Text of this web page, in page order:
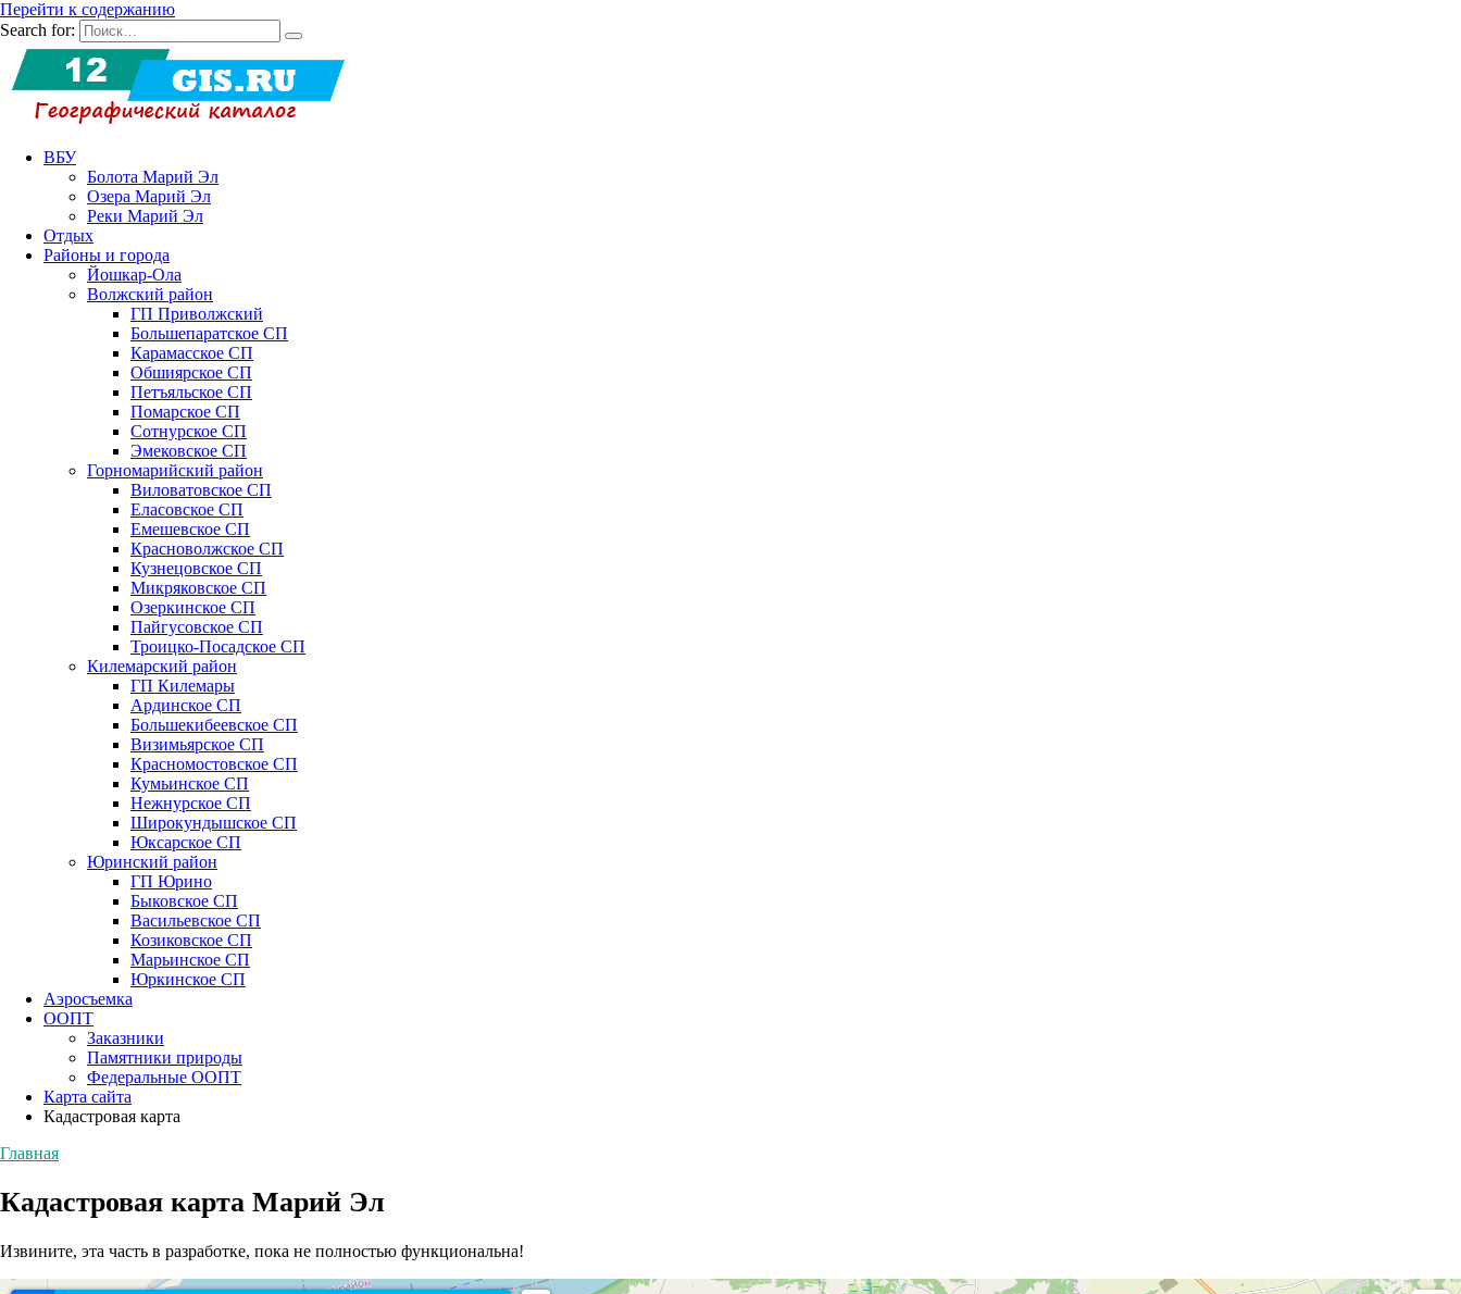
Перейти к содержанию
Search for:
ВБУ
Болота Марий Эл
Озера Марий Эл
Реки Марий Эл
Отдых
Районы и города
Йошкар-Ола
Волжский район
ГП Приволжский
Большепаратское СП
Карамасское СП
Обшиярское СП
Петъяльское СП
Помарское СП
Сотнурское СП
Эмековское СП
Горномарийский район
Виловатовское СП
Еласовское СП
Емешевское СП
Красноволжское СП
Кузнецовское СП
Микряковское СП
Озеркинское СП
Пайгусовское СП
Троицко-Посадское СП
Килемарский район
ГП Килемары
Ардинское СП
Большекибеевское СП
Визимьярское СП
Красномостовское СП
Кумьинское СП
Нежнурское СП
Широкундышское СП
Юксарское СП
Юринский район
ГП Юрино
Быковское СП
Васильевское СП
Козиковское СП
Марьинское СП
Юркинское СП
Аэросъемка
ООПТ
Заказники
Памятники природы
Федеральные ООПТ
Карта сайта
Кадастровая карта
Главная
Кадастровая карта Марий Эл
Извините, эта часть в разработке, пока не полностью функциональна!